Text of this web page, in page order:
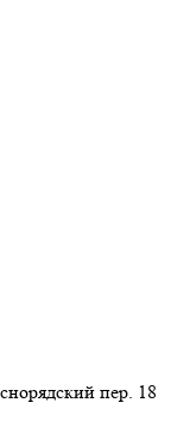
пер. 18